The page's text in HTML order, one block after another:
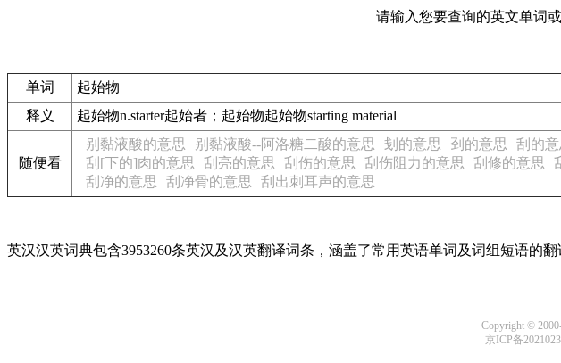
请输入您要查询的英文单词或
单词
起始物
释义
起始物n.starter起始者；起始物起始物starting material
随便看
别黏液酸的意思 别黏液酸--阿洛糖二酸的意思 刬的意思 刭的意思 刮的意
刮[下的]肉的意思
刮亮的意思 刮伤的意思 刮伤阻力的意思 刮修的意思
刮净的意思
刮净骨的意思 刮出刺耳声的意思
英汉汉英词典包含3953260条英汉及汉英翻译词条，涵盖了常用英语单词及词组短语的
Copyright ©
京ICP备